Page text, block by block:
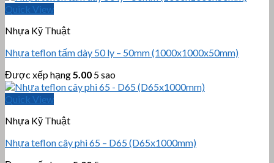
Quick View
Nhựa Kỹ Thuật
Nhựa teflon tấm dày 50 ly – 50mm (1000x1000x50mm)
Được xếp hạng 5.00 5 sao
Quick View
Nhựa Kỹ Thuật
Nhựa teflon cây phi 65 – D65 (D65x1000mm)